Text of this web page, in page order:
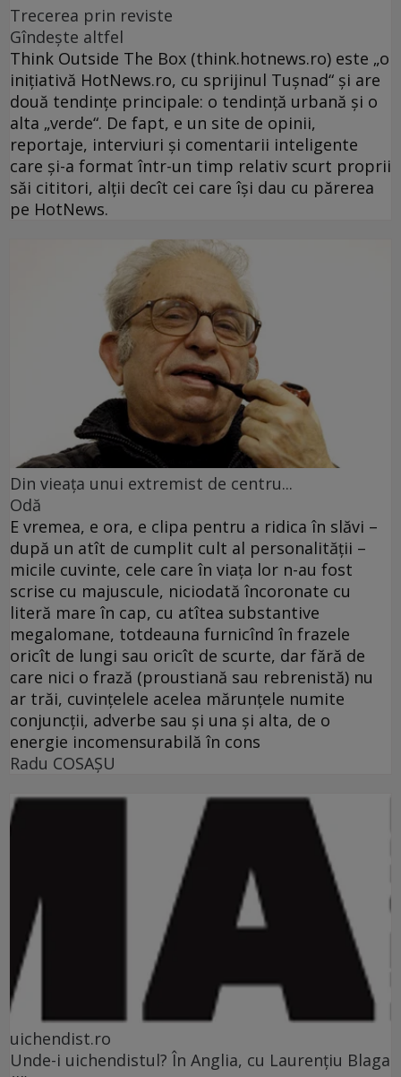
Trecerea prin reviste
Gîndeşte altfel
Think Outside The Box (think.hotnews.ro) este „o
iniţiativă HotNews.ro, cu sprijinul Tuşnad“ şi are
două tendinţe principale: o tendinţă urbană şi o
alta „verde“. De fapt, e un site de opinii,
reportaje, interviuri şi comentarii inteligente
care şi-a format într-un timp relativ scurt proprii
săi cititori, alţii decît cei care îşi dau cu părerea
pe HotNews.
Din vieaţa unui extremist de centru...
Odă
E vremea, e ora, e clipa pentru a ridica în slăvi –
după un atît de cumplit cult al personalităţii –
micile cuvinte, cele care în viaţa lor n-au fost
scrise cu majuscule, niciodată încoronate cu
literă mare în cap, cu atîtea substantive
megalomane, totdeauna furnicînd în frazele
oricît de lungi sau oricît de scurte, dar fără de
care nici o frază (proustiană sau rebrenistă) nu
ar trăi, cuvinţelele acelea mărunţele numite
conjuncţii, adverbe sau şi una şi alta, de o
energie incomensurabilă în cons
Radu COSAŞU
uichendist.ro
Unde-i uichendistul? În Anglia, cu Laurenţiu Blaga